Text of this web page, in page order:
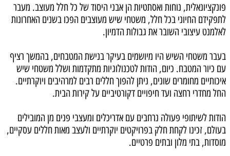
פונקציונאלית, נוחות ואסתטיות הן אבני היסוד של כל חלל מעוצב. מעבר
לתפקידם החיוני בכל חלל, משטחי שיש מעוצבים הפכו בשנים האחרונות
לאלמנט עיצובי השובר את גבולות הדמיון.
בעבר משטחי השיש היו מיושמים בעיקר בנישת המטבחים, בהמשך רציף
עם כיור המטבח. כיום, הודות לטכנולוגיות מתקדמות ושלל משטחי שיש
איכותיים מחומרים שונים, ניתן להפוך חללים רבים למרהיבים ויוקרתיים.
החל מחדרי רחצה ועד חיפויים דקורטיביים על קירות הבית.
הודות לשיתופי פעולה נרחבים עם אדריכלים ומעצבי פנים מן המובילים
בעולם, זכינו לקחת חלק בפרויקטים יוקרתיים ולעצב מאות חללים עסקיים,
מוסדות, בתי מלון ובתים פרטיים.